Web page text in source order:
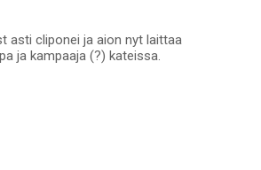
asti cliponei ja aion nyt laittaa
ja kampaaja (?) kateissa.